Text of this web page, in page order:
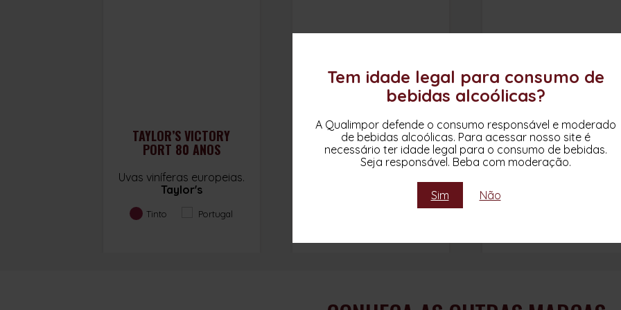
Tem idade legal para consumo de
bebidas alcoólicas?
A Qualimpor defende o consumo responsável e moderado
de bebidas alcoólicas. Para acessar nosso site é
necessário ter idade legal para o consumo de bebidas.
Seja responsável. Beba com moderação.
Sim Não
TAYLOR’S VICTORY
PORT 80 ANOS
Uvas viníferas europeias.
Taylor's
Tinto Portugal
TAYLOR’S SINGLE
HARVEST 1975
AZEITE VARGELLAS
Taylor`s